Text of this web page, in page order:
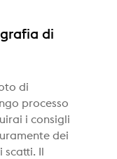
di
di
processo
i consigli
dei
Il